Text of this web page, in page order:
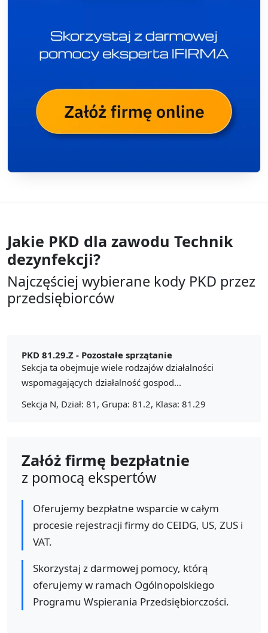
Jakie PKD dla zawodu Technik
dezynfekcji?
Najczęściej wybierane kody PKD przez
przedsiębiorców
PKD 81.29.Z - Pozostałe sprzątanie
Sekcja ta obejmuje wiele rodzajów działalności
wspomagających działalność gospod...
Sekcja N, Dział: 81, Grupa: 81.2, Klasa: 81.29
Załóż firmę bezpłatnie
z pomocą ekspertów
Oferujemy bezpłatne wsparcie w całym
procesie rejestracji firmy do CEIDG, US, ZUS i
VAT.
Skorzystaj z darmowej pomocy, którą
oferujemy w ramach Ogólnopolskiego
Programu Wspierania Przedsiębiorczości.